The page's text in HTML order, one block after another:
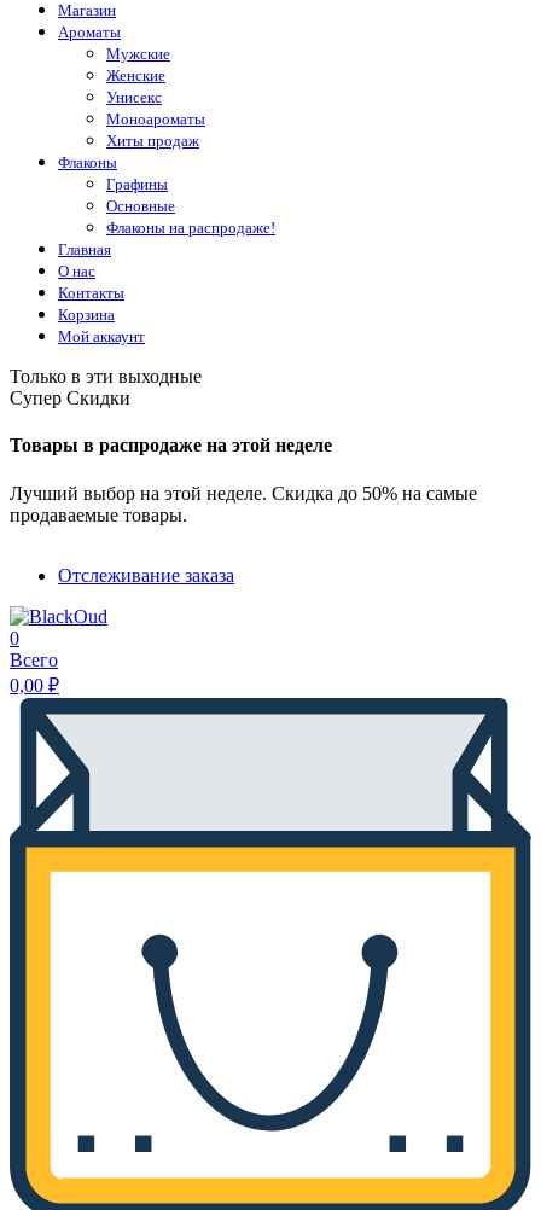
Магазин
Ароматы
Мужские
Женские
Унисекс
Моноароматы
Хиты продаж
Флаконы
Графины
Основные
Флаконы на распродаже!
Главная
О нас
Контакты
Корзина
Мой аккаунт
Только в эти выходные
Супер Скидки
Товары в распродаже на этой неделе
Лучший выбор на этой неделе. Скидка до 50% на самые
продаваемые товары.
Отслеживание заказа
0
Всего
0,00 ₽